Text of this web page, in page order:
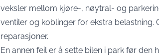
veksler mellom kjøre-, nøytral- og
ventiler og koblinger for ekstra belastning.
reparasjoner.
En annen feil er å sette bilen i park før den